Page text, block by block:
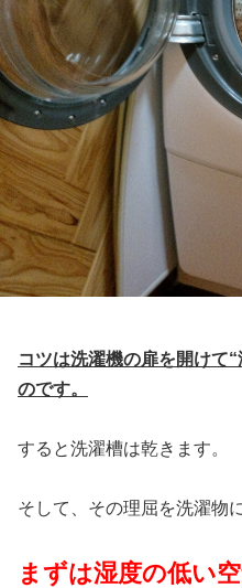
コツは洗濯機の扉を開けて
のです。
すると洗濯槽は乾きます。
そして、その理屈を洗濯物
まずは湿度の低い